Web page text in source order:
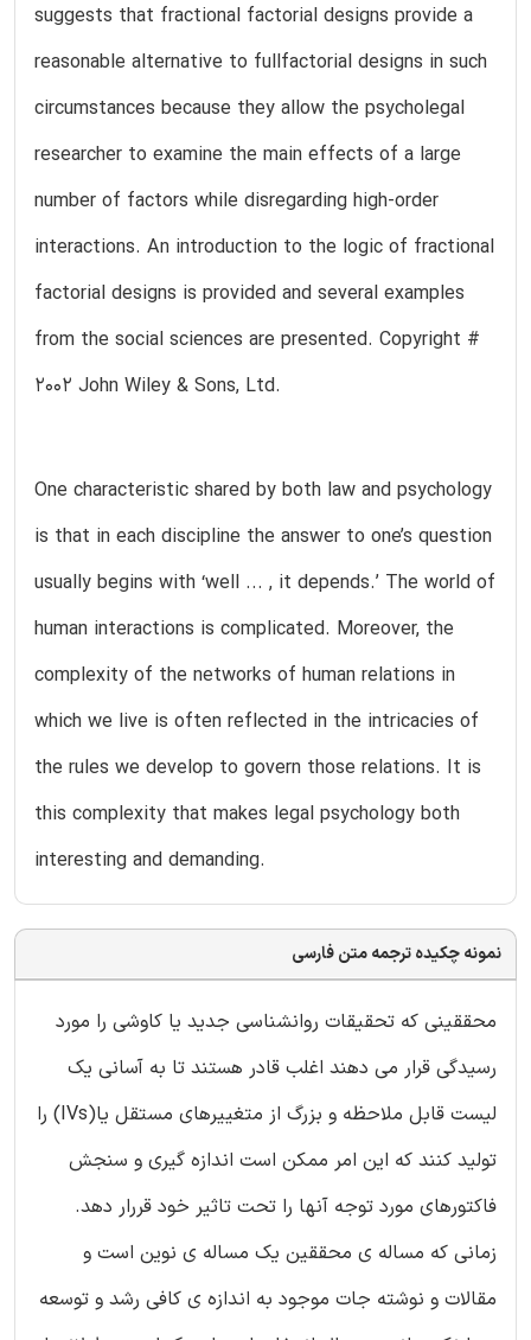
suggests that fractional factorial designs provide a
reasonable alternative to fullfactorial designs in such
circumstances because they allow the psycholegal
researcher to examine the main effects of a large
number of factors while disregarding high-order
interactions. An introduction to the logic of fractional
factorial designs is provided and several examples
from the social sciences are presented. Copyright #
2002 John Wiley & Sons, Ltd.
One characteristic shared by both law and psychology
is that in each discipline the answer to one’s question
usually begins with ‘well ... , it depends.’ The world of
human interactions is complicated. Moreover, the
complexity of the networks of human relations in
which we live is often reflected in the intricacies of
the rules we develop to govern those relations. It is
this complexity that makes legal psychology both
interesting and demanding.
نمونه چکیده ترجمه متن فارسی
محققینی که تحقیقات روانشناسی جدید یا کاوشی را مورد
رسیدگی قرار می دهند اغلب قادر هستند تا به آسانی یک
لیست قابل ملاحظه و بزرگ از متغییرهای مستقل یا(IVs) را
تولید کنند که این امر ممکن است اندازه گیری و سنجش
فاکتورهای مورد توجه آنها را تحت تاثیر خود قررار دهد.
زمانی که مساله ی محققین یک مساله ی نوین است و
مقالات و نوشته جات موجود به اندازه ی کافی رشد و توسعه